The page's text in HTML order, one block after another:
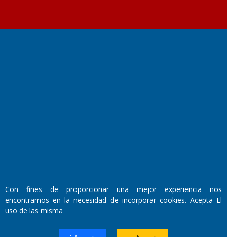
Domicilio Legal: José Ingenieros 855,
Con fines de proporcionar una mejor experiencia nos
encontramos en la necesidad de incorporar cookies. Acepta El
uso de las misma